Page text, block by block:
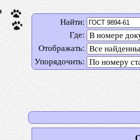
Найти:
Где:
Отображать:
Упорядочить: